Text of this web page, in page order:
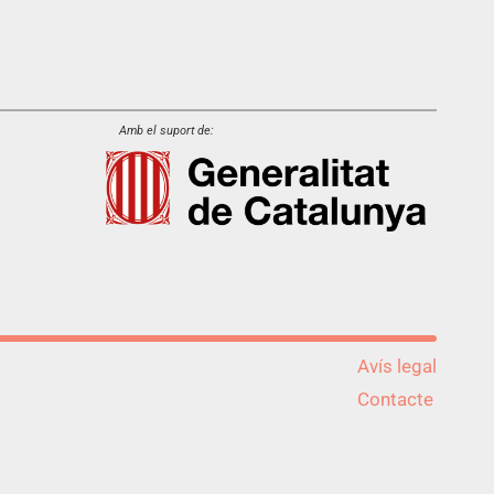
Amb el suport de:
Avís legal
Contacte